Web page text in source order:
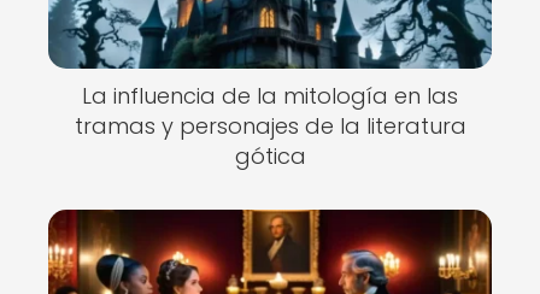
La influencia de la mitología en las
tramas y personajes de la literatura
gótica